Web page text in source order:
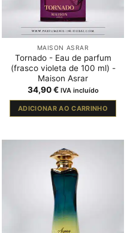
MAISON ASRAR
Tornado - Eau de parfum
(frasco violeta de 100 ml) -
Maison Asrar
34,90€ IVA incluído
ADICIONAR AO CARRINHO